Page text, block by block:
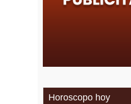
Horoscopo hoy